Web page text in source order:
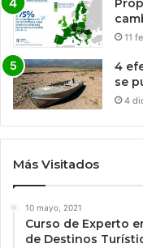
11
4
se
4
Más Visitados
10 mayo, 2021
Curso de Experto
de Destinos